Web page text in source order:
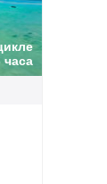
часа